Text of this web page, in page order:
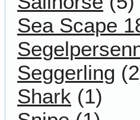
Sea Scape
Seggerling
Shark (1)